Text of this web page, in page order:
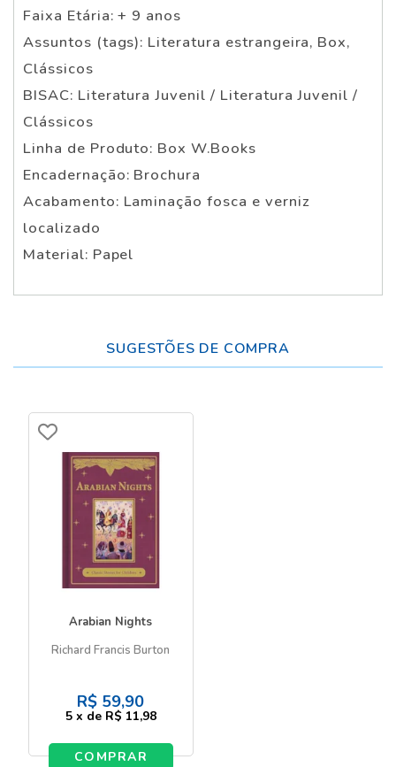
Faixa Etária: + 9 anos
Assuntos (tags): Literatura estrangeira, Box,
Clássicos
BISAC: Literatura Juvenil / Literatura Juvenil /
Clássicos
Linha de Produto: Box W.Books
Encadernação: Brochura
Acabamento: Laminação fosca e verniz
localizado
Material: Papel
SUGESTÕES DE COMPRA
Arabian Nights
Richard Francis Burton
R$ 59,90
5 x de R$ 11,98
COMPRAR